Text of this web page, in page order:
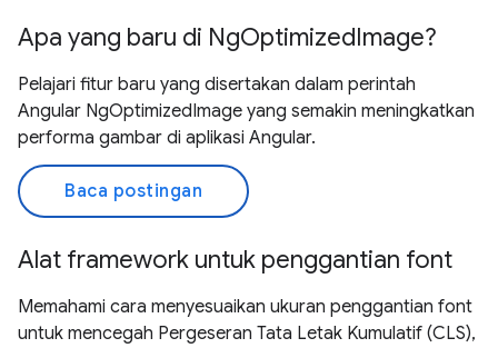
Apa yang baru di NgOptimizedImage?
Pelajari fitur baru yang disertakan dalam perintah
Angular NgOptimizedImage yang semakin meningkatkan
performa gambar di aplikasi Angular.
Baca postingan
Alat framework untuk penggantian font
Memahami cara menyesuaikan ukuran penggantian font
untuk mencegah Pergeseran Tata Letak Kumulatif (CLS),